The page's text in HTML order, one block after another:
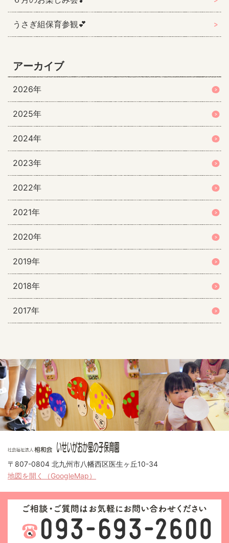
うさぎ組保育参観💕
アーカイブ
2026年
2025年
2024年
2023年
2022年
2021年
2020年
2019年
2018年
2017年
〒807-0804 北九州市八幡西区医生ヶ丘10-34
地図を開く（GoogleMap）